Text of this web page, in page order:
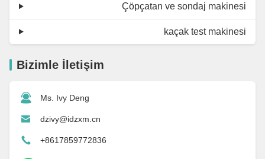
Çöpçatan ve sondaj makinesi
kaçak test makinesi
Bizimle İletişim
Ms. Ivy Deng
dzivy@idzxm.cn
+8617859772836